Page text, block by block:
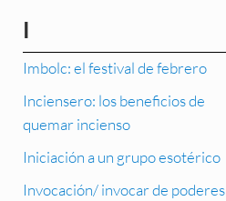
I
Imbolc: el festival de febrero
Inciensero: los beneficios de
quemar incienso
Iniciación a un grupo esotérico
Invocación/ invocar de poderes